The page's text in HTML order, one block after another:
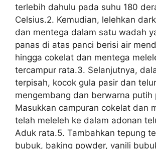
terlebih dahulu pada suhu 180
Celsius.2. Kemudian, lelehkan
dan mentega dalam satu wadah
panas di atas panci berisi air
hingga cokelat dan mentega
tercampur rata.3. Selanjutnya,
terpisah, kocok gula pasir dan
mengembang dan berwarna putih
Masukkan campuran cokelat dan
telah meleleh ke dalam adonan
Aduk rata.5. Tambahkan tepung
bubuk, baking powder, vanili